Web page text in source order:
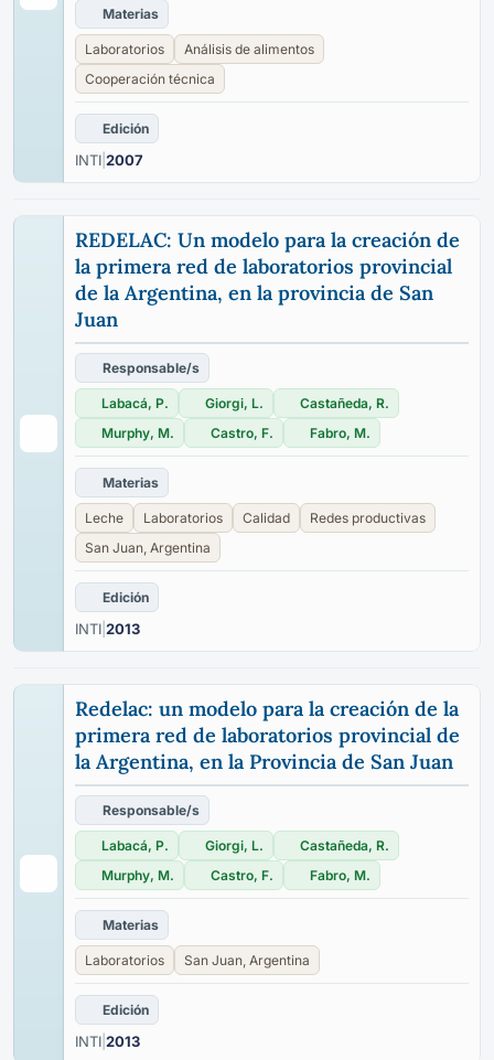
Materias
Laboratorios
Análisis de alimentos
Cooperación técnica
Edición
INTI 2007
REDELAC: Un modelo para la creación de
la primera red de laboratorios provincial
de la Argentina, en la provincia de San
Juan
Responsable/s
Labacá, P. Giorgi, L.
Castañeda, R.
Murphy, M.
Castro, F. Fabro, M.
Materias
Leche Laboratorios Calidad
Redes productivas
San Juan, Argentina
Edición
INTI 2013
Redelac: un modelo para la creación de la
primera red de laboratorios provincial de
la Argentina, en la Provincia de San Juan
Responsable/s
Labacá, P. Giorgi, L.
Castañeda, R.
Murphy, M.
Castro, F. Fabro, M.
Materias
Laboratorios San Juan, Argentina
Edición
INTI 2013